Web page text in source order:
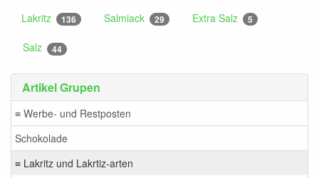
Artikel Grupen
≡ Werbe- und Restposten
Schokolade
≡ Lakritz und Lakrtiz-arten
Lakritz 136 Salmiack 29 Extra Salz 5
Salz 44